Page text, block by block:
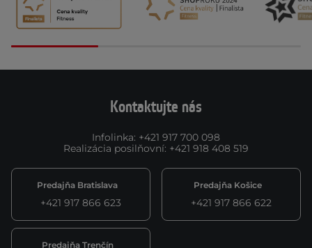
Kontaktujte nás
Infolinka: +421 917 700 098
Realizácia posilňovní: +421 918 408 519
Predajňa Bratislava
+421 917 866 623
Predajňa Košice
+421 917 866 622
Predajňa Trenčín